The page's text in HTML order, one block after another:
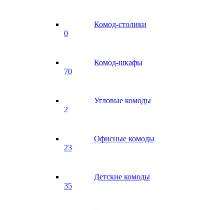
Комод-столики
0
Комод-шкафы
70
Угловые комоды
2
Офисные комоды
23
Детские комоды
35